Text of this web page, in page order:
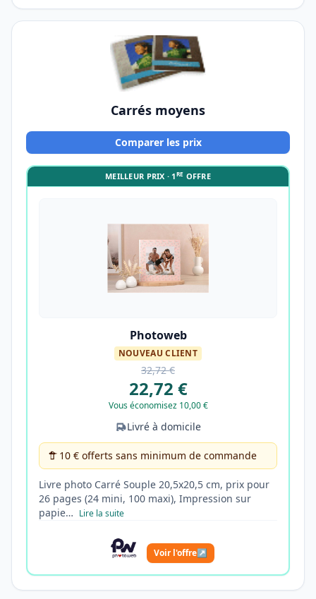
Carrés moyens
Comparer les prix
MEILLEUR PRIX · 1RE OFFRE
Photoweb
NOUVEAU CLIENT
32,72 €
22,72 €
Vous économisez 10,00 €
Livré à domicile
10 € offerts sans minimum de commande
Livre photo Carré Souple 20,5x20,5 cm, prix pour
26 pages (24 mini, 100 maxi), Impression sur
papie… Lire la suite
Voir l'offre↗